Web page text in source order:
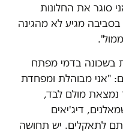
סוגר את החלונות
מגיע לא מהגינה
בשכונה בדמי מפתח
"אני מבוהלת ומפחדת
נמצאת מולם לבד,
דיג'יאים
לתאקלים. יש תחושה